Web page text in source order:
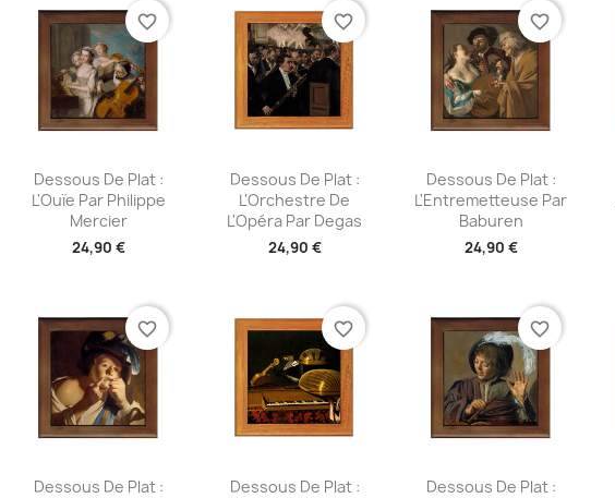
Aperçu rapide
Dessous De Plat :
L'Ouïe Par Philippe
Mercier
24,90 €
favorite_border
Aperçu rapide
Dessous De Plat :
L'Orchestre De
L'Opéra Par Degas
24,90 €
favorite_border
Aperçu rapide
Dessous De Plat :
L'Entremetteuse Par
Baburen
24,90 €
favorite_border
Aperçu rapide
Dessous De Plat :
favorite_border
Aperçu rapide
Dessous De Plat :
favorite_border
Aperçu rapide
Dessous De Plat :
favorite_border